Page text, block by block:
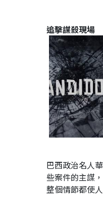
追擊謀殺現場
巴西政治名人
些案件的主謀
整個情節都使